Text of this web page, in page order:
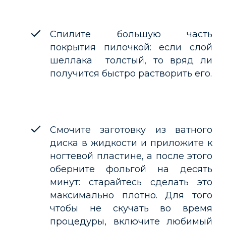
Спилите большую часть
покрытия пилочкой: если слой
шеллака толстый, то вряд ли
получится быстро растворить его.
Смочите заготовку из ватного
диска в жидкости и приложите к
ногтевой пластине, а после этого
оберните фольгой на десять
минут: старайтесь сделать это
максимально плотно. Для того
чтобы не скучать во время
процедуры, включите любимый